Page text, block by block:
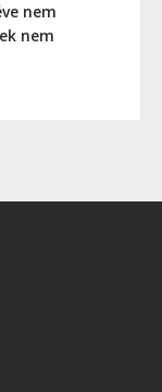
nem
nem